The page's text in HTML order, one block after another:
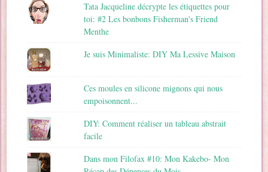
Tata Jacqueline décrypte les étiquettes pour
toi: #2 Les bonbons Fisherman's Friend
Menthe
Je suis Minimaliste: DIY Ma Lessive Maison
Ces moules en silicone mignons qui nous
empoisonnent...
DIY: Comment réaliser un tableau abstrait
facile
Dans mon Filofax #10: Mon Kakebo- Mon